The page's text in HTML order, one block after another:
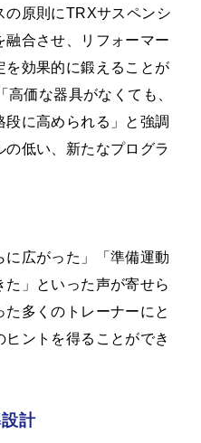
の原則にTRXサスペンシ
融合させ、リフォーマー
を効果的に鍛えることが
価な器具がなくても、
に高められる」と強調
の低い、新たなプログラ
に広がった」「準備運動
」といった声が寄せら
多くのトレーナーにと
ントを得ることができ
計